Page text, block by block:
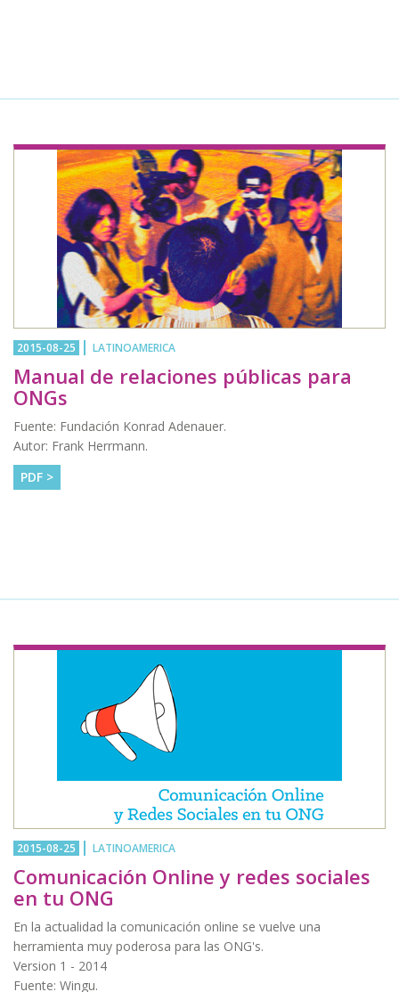
2015-08-25 LATINOAMERICA
Manual de relaciones públicas para
ONGs
Fuente: Fundación Konrad Adenauer.
Autor: Frank Herrmann.
PDF >
2015-08-25 LATINOAMERICA
Comunicación Online y redes sociales
en tu ONG
En la actualidad la comunicación online se vuelve una
herramienta muy poderosa para las ONG's.
Version 1 - 2014
Fuente: Wingu.